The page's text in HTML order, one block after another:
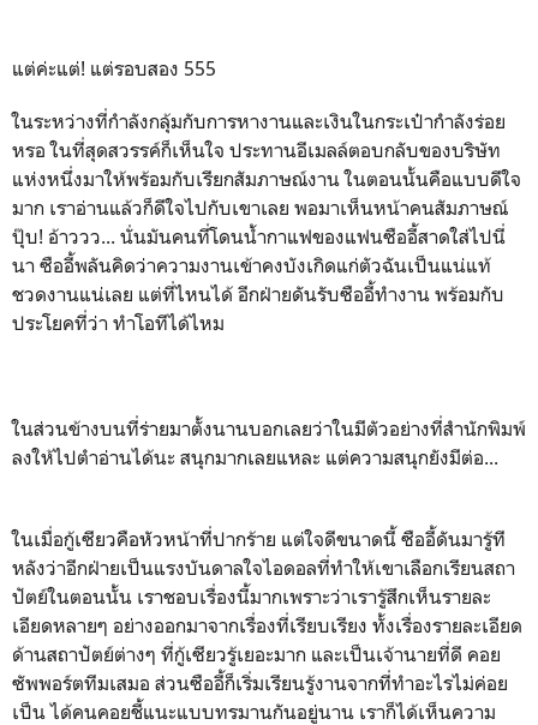
แต่ค่ะแต่! แต่รอบสอง 555
ในระหว่างที่กำลังกลุ้มกับการหางานและเงินในกระเป๋ากำลังร่อย
หรอ ในที่สุดสวรรค์ก็เห็นใจ ประทานอีเมลล์ตอบกลับของบริษัท
แห่งหนึ่งมาให้พร้อมกับเรียกสัมภาษณ์งาน ในตอนนั้นคือแบบดีใจ
มาก เราอ่านแล้วก็ดีใจไปกับเขาเลย พอมาเห็นหน้าคนสัมภาษณ์
ปุ๊บ! อ้าววว... นั่นมันคนที่โดนน้ำกาแฟของแฟนซืออี้สาดใส่ไปนี่
นา ซืออี้พลันคิดว่าความงานเข้าคงบังเกิดแก่ตัวฉันเป็นแน่แท้
ชวดงานแน่เลย แต่ที่ไหนได้ อีกฝ่ายดันรับซืออี้ทำงาน พร้อมกับ
ประโยคที่ว่า ทำโอทีได้ไหม
ในส่วนข้างบนที่ร่ายมาตั้งนานบอกเลยว่าในมีตัวอย่างที่สำนักพิมพ์
ลงให้ไปตำอ่านได้นะ สนุกมากเลยแหละ แต่ความสนุกยังมีต่อ...
ในเมื่อกู้เซียวคือหัวหน้าที่ปากร้าย แต่ใจดีขนาดนี้ ซืออี้ดันมารู้ที
หลังว่าอีกฝ่ายเป็นแรงบันดาลใจไอดอลที่ทำให้เขาเลือกเรียนสถา
ปัตย์ในตอนนั้น เราชอบเรื่องนี้มากเพราะว่าเรารู้สึกเห็นรายละ
เอียดหลายๆ อย่างออกมาจากเรื่องที่เรียบเรียง ทั้งเรื่องรายละเอียด
ด้านสถาปัตย์ต่างๆ ที่กู้เซียวรู้เยอะมาก และเป็นเจ้านายที่ดี คอย
ซัพพอร์ตทีมเสมอ ส่วนซืออี้ก็เริ่มเรียนรู้งานจากที่ทำอะไรไม่ค่อย
เป็น ได้คนคอยชี้แนะแบบทรมานกันอยู่นาน เราก็ได้เห็นความ